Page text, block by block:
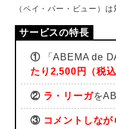
（ペイ・パー・ビュー）は
①「ABEMA de
たり2,500円（税
② ラ・リーガを
③ コメントしな